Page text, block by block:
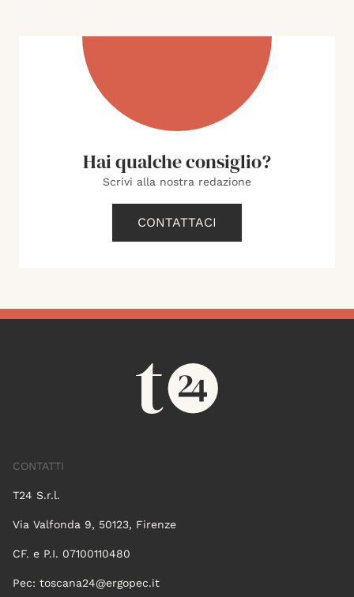
Hai qualche consiglio?
Scrivi alla nostra redazione
CONTATTACI
CONTATTI
T24 S.r.l.
Via Valfonda 9, 50123, Firenze
CF. e P.I. 07100110480
Pec: toscana24@ergopec.it